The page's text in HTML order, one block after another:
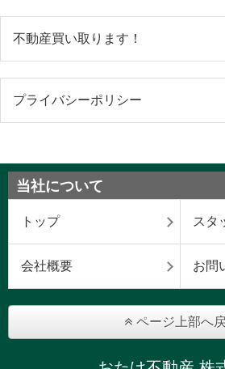
不動産買い取ります！
プライバシーポリシー
当社について
トップ スタ
会社概要 お問
ページ上部へ